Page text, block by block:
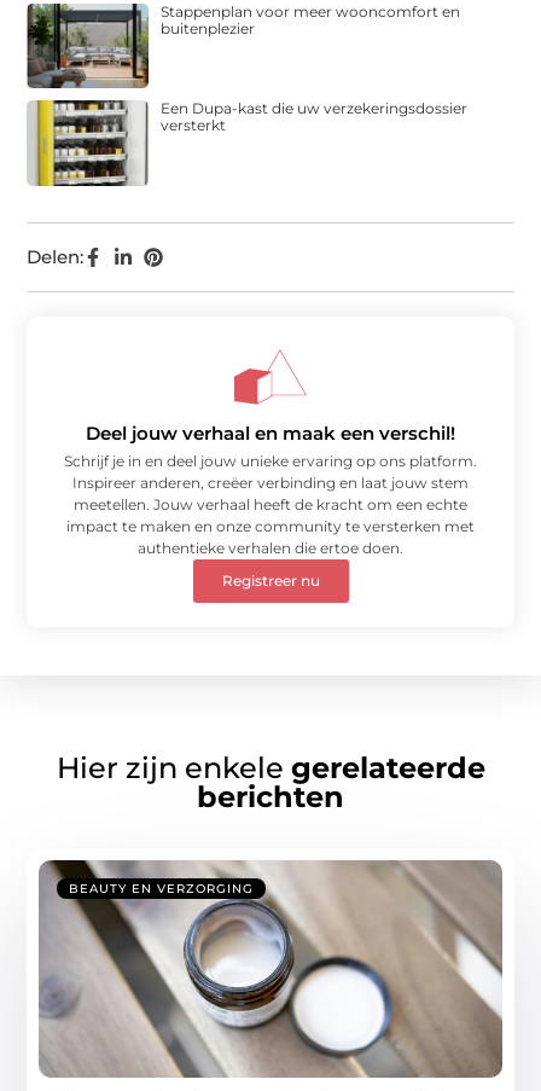
Delen:
Stappenplan voor meer wooncomfort en
buitenplezier
Een Dupa-kast die uw verzekeringsdossier
versterkt
Deel jouw verhaal en maak een verschil!
Schrijf je in en deel jouw unieke ervaring op ons platform.
Inspireer anderen, creëer verbinding en laat jouw stem
meetellen. Jouw verhaal heeft de kracht om een echte
impact te maken en onze community te versterken met
authentieke verhalen die ertoe doen.
Registreer nu
Hier zijn enkele gerelateerde
berichten
BEAUTY EN VERZORGING